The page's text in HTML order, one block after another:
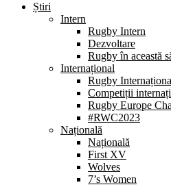
Știri
Intern
Rugby Intern
Dezvoltare
Rugby în această
Internațional
Rugby
Competiții
Rugby Europe
#RWC2023
Națională
Națională
First XV
Wolves
7’s Women